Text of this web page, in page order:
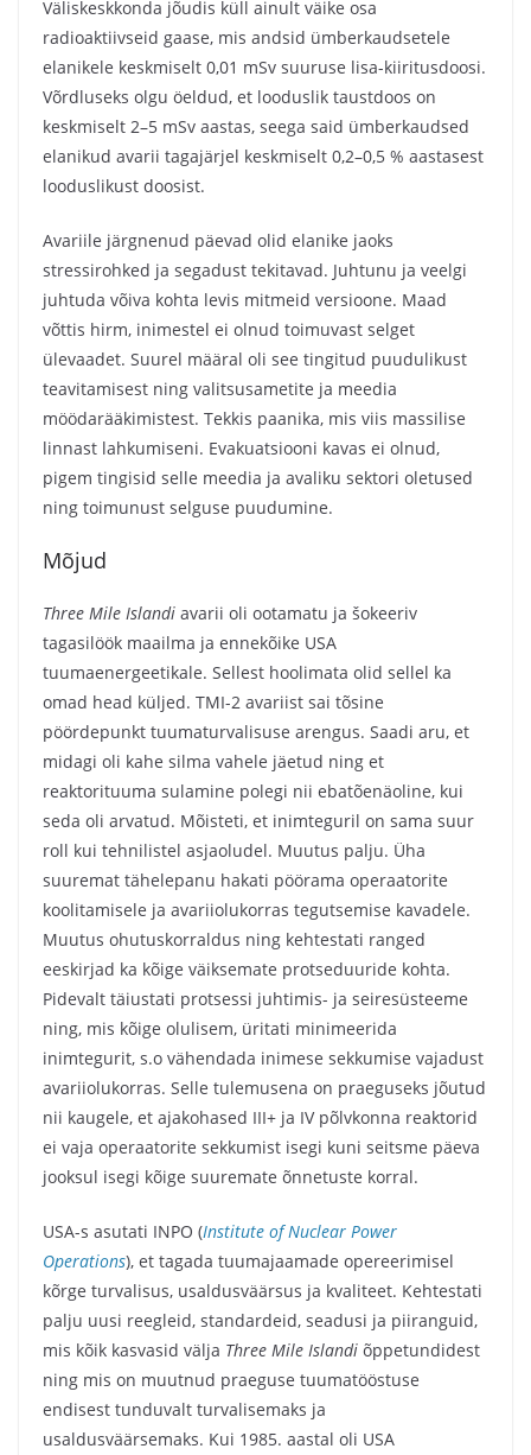
Väliskeskkonda jõudis küll ainult väike osa
radioaktiivseid gaase, mis andsid ümberkaudsetele
elanikele keskmiselt 0,01 mSv suuruse lisa-kiiritusdoosi.
Võrdluseks olgu öeldud, et looduslik taustdoos on
keskmiselt 2–5 mSv aastas, seega said ümberkaudsed
elanikud avarii tagajärjel keskmiselt 0,2–0,5 % aastasest
looduslikust doosist.
Avariile järgnenud päevad olid elanike jaoks
stressirohked ja segadust tekitavad. Juhtunu ja veelgi
juhtuda võiva kohta levis mitmeid versioone. Maad
võttis hirm, inimestel ei olnud toimuvast selget
ülevaadet. Suurel määral oli see tingitud puudulikust
teavitamisest ning valitsusametite ja meedia
möödarääkimistest. Tekkis paanika, mis viis massilise
linnast lahkumiseni. Evakuatsiooni kavas ei olnud,
pigem tingisid selle meedia ja avaliku sektori oletused
ning toimunust selguse puudumine.
Mõjud
Three Mile Islandi avarii oli ootamatu ja šokeeriv
tagasilöök maailma ja ennekõike USA
tuumaenergeetikale. Sellest hoolimata olid sellel ka
omad head küljed. TMI-2 avariist sai tõsine
pöördepunkt tuumaturvalisuse arengus. Saadi aru, et
midagi oli kahe silma vahele jäetud ning et
reaktorituuma sulamine polegi nii ebatõenäoline, kui
seda oli arvatud. Mõisteti, et inimteguril on sama suur
roll kui tehnilistel asjaoludel. Muutus palju. Üha
suuremat tähelepanu hakati pöörama operaatorite
koolitamisele ja avariiolukorras tegutsemise kavadele.
Muutus ohutuskorraldus ning kehtestati ranged
eeskirjad ka kõige väiksemate protseduuride kohta.
Pidevalt täiustati protsessi juhtimis- ja seiresüsteeme
ning, mis kõige olulisem, üritati minimeerida
inimtegurit, s.o vähendada inimese sekkumise vajadust
avariiolukorras. Selle tulemusena on praeguseks jõutud
nii kaugele, et ajakohased III+ ja IV põlvkonna reaktorid
ei vaja operaatorite sekkumist isegi kuni seitsme päeva
jooksul isegi kõige suuremate õnnetuste korral.
USA-s asutati INPO (Institute of Nuclear Power
Operations), et tagada tuumajaamade opereerimisel
kõrge turvalisus, usaldusväärsus ja kvaliteet. Kehtestati
palju uusi reegleid, standardeid, seadusi ja piiranguid,
mis kõik kasvasid välja Three Mile Islandi õppetundidest
ning mis on muutnud praeguse tuumatööstuse
endisest tunduvalt turvalisemaks ja
usaldusväärsemaks. Kui 1985. aastal oli USA